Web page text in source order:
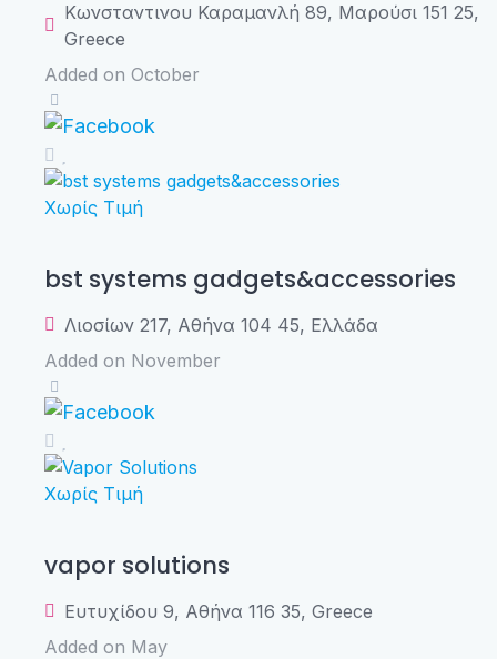
Κωνσταντινου Καραμανλή 89, Μαρούσι 151 25,
Greece
Added on October
Χωρίς Τιμή
bst systems gadgets&accessories
Λιοσίων 217, Αθήνα 104 45, Ελλάδα
Added on November
Χωρίς Τιμή
vapor solutions
Ευτυχίδου 9, Αθήνα 116 35, Greece
Added on May